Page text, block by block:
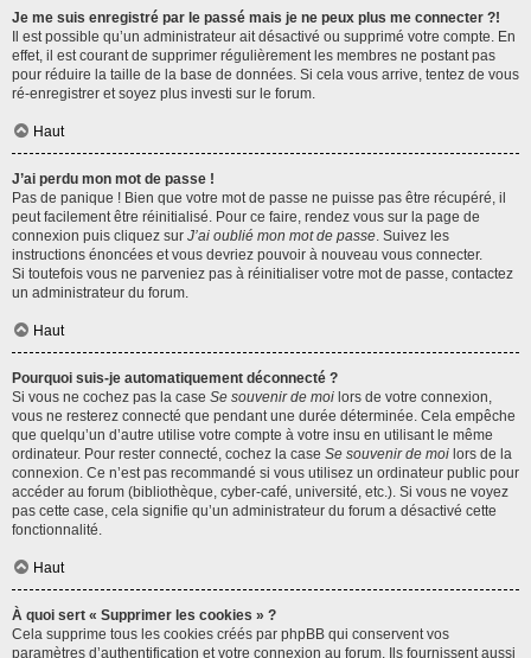
Je me suis enregistré par le passé mais je ne peux plus me connecter ?!
Il est possible qu’un administrateur ait désactivé ou supprimé votre compte. En
effet, il est courant de supprimer régulièrement les membres ne postant pas
pour réduire la taille de la base de données. Si cela vous arrive, tentez de vous
ré-enregistrer et soyez plus investi sur le forum.
Haut
J’ai perdu mon mot de passe !
Pas de panique ! Bien que votre mot de passe ne puisse pas être récupéré, il
peut facilement être réinitialisé. Pour ce faire, rendez vous sur la page de
connexion puis cliquez sur J’ai oublié mon mot de passe. Suivez les
instructions énoncées et vous devriez pouvoir à nouveau vous connecter.
Si toutefois vous ne parveniez pas à réinitialiser votre mot de passe, contactez
un administrateur du forum.
Haut
Pourquoi suis-je automatiquement déconnecté ?
Si vous ne cochez pas la case Se souvenir de moi lors de votre connexion,
vous ne resterez connecté que pendant une durée déterminée. Cela empêche
que quelqu’un d’autre utilise votre compte à votre insu en utilisant le même
ordinateur. Pour rester connecté, cochez la case Se souvenir de moi lors de la
connexion. Ce n’est pas recommandé si vous utilisez un ordinateur public pour
accéder au forum (bibliothèque, cyber-café, université, etc.). Si vous ne voyez
pas cette case, cela signifie qu’un administrateur du forum a désactivé cette
fonctionnalité.
Haut
À quoi sert « Supprimer les cookies » ?
Cela supprime tous les cookies créés par phpBB qui conservent vos
paramètres d’authentification et votre connexion au forum. Ils fournissent aussi